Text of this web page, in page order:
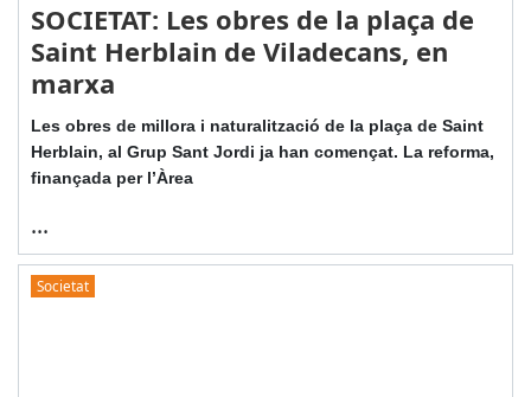
SOCIETAT: Les obres de la plaça de
Saint Herblain de Viladecans, en
marxa
Les obres de millora i naturalització de la plaça de Saint
Herblain, al Grup Sant Jordi ja han començat. La reforma,
finançada per l’Àrea
...
Societat